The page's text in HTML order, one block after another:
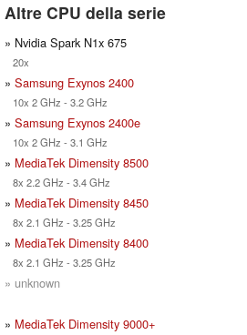
Altre CPU della serie
» Nvidia Spark N1x 675
20x
» Samsung Exynos 2400
10x 2 GHz - 3.2 GHz
» Samsung Exynos 2400e
10x 2 GHz - 3.1 GHz
» MediaTek Dimensity 8500
8x 2.2 GHz - 3.4 GHz
» MediaTek Dimensity 8450
8x 2.1 GHz - 3.25 GHz
» MediaTek Dimensity 8400
8x 2.1 GHz - 3.25 GHz
» unknown
» MediaTek Dimensity 9000+